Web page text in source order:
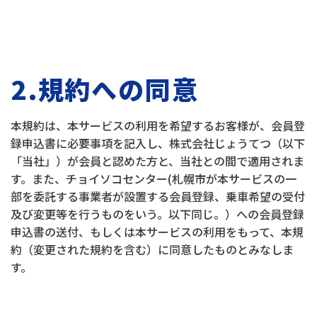
2.規約への同意
本規約は、本サービスの利用を希望するお客様が、会員登
録申込書に必要事項を記入し、株式会社じょうてつ（以下
「当社」）が会員と認めた方と、当社との間で適用されま
す。また、チョイソコセンター(札幌市が本サービスの一
部を委託する事業者が設置する会員登録、乗車希望の受付
及び変更等を行うものをいう。以下同じ。）への会員登録
申込書の送付、もしくは本サービスの利用をもって、本規
約（変更された規約を含む）に同意したものとみなしま
す。